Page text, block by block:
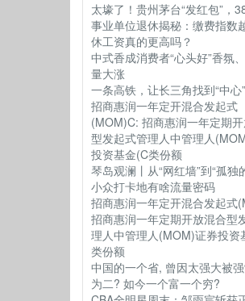
太壕了！贵州茅台“发红包”，
事业单位退休揭秘：缴费指数
休工资真的更高吗？
中式香成消费者“心头好”香氛
量大涨
一条高铁，让长三角找到“中心”
招商惠润一年定开混合发起式
(MOM)C: 招商惠润一年定期
型发起式管理人中管理人
投资基金(C类份额
琴岛观澜丨从“网红墙”到“孤独
小众打卡地有啥流量密码
招商惠润一年定开混合发起式
招商惠润一年定期开放混合型
理人中管理人(MOM)证券投资
类份额
中国的一个省, 曾因太强大被
为二? 如今一个富一个穷?